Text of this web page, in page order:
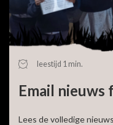
leestijd 1 min.
Email nieuws
Lees de volledige